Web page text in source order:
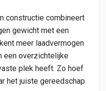
constructie combineert
gewicht met een
meer laadvermogen
een overzichtelijke
plek heeft. Zo hoef
het juiste gereedschap